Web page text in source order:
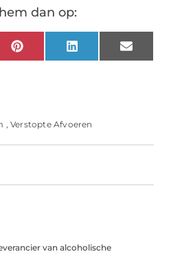
dan op:
PinterestLinkedInEmail
,Verstopte Afvoeren
van alcoholische